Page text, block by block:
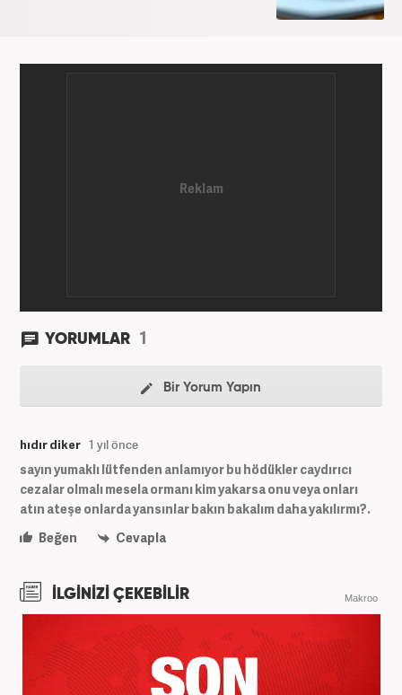
YORUMLAR 1
Bir Yorum Yapın
hıdır diker 1 yıl önce
sayın yumaklı lütfenden anlamıyor bu hödükler caydırıcı
cezalar olmalı mesela ormanı kim yakarsa onu veya onları
atın ateşe onlarda yansınlar bakın bakalım daha yakılırmı?.
Beğen
Cevapla
İLGİNİZİ ÇEKEBİLİR Makroo